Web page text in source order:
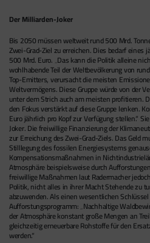
Der Milliarden-Joker
Bis 2050 müssen weltweit rund 500 Mrd.
Zwei-Grad-Ziel zu erreichen. Dies bedarf
500 Mrd. Euro. „Das kann die Politik alleine
wohlhabende Teil der Weltbevölkerung von
Top-Emitters, verursacht die meisten
Weltvermögens. Diese Gruppe würde von der
unter dem Strich auch am meisten profitieren.
den Fokus verstärkt auf diese Gruppe lenken.
Euro jährlich pro Kopf zur Verfügung stellen.“
Joker. Die freiwillige Finanzierung der
zur Erreichung des Zwei-Grad-Ziels. Das Geld
Stilllegung des fossilen Energiesystems
Kompensationsmaßnahmen in
Atmosphäre beispielsweise durch
freiwillige Maßnahmen laut Radermacher
Politik, nicht alles in ihrer Macht Stehende zu
abzuwenden. Als einen wesentlichen
Aufforstungsprogramm: „Nachhaltige
der Atmosphäre konstant große Mengen an
gleichzeitig erneuerbare Rohstoffe für den
werden.“